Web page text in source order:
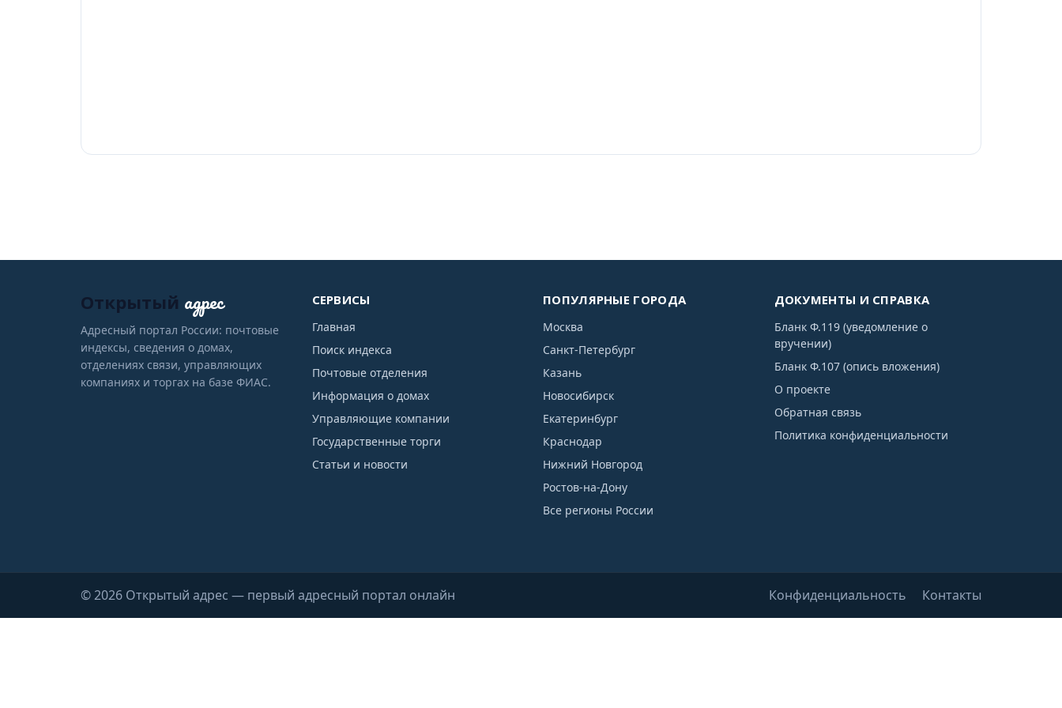
Открытый адрес
Адресный портал России: почтовые
индексы, сведения о домах,
отделениях связи, управляющих
компаниях и торгах на базе ФИАС.
СЕРВИСЫ
Главная
Поиск индекса
Почтовые отделения
Информация о домах
Управляющие компании
Государственные торги
Статьи и новости
ПОПУЛЯРНЫЕ ГОРОДА
Москва
Санкт-Петербург
Казань
Новосибирск
Екатеринбург
Краснодар
Нижний Новгород
Ростов-на-Дону
Все регионы России
ДОКУМЕНТЫ И СПРАВКА
Бланк Ф.119 (уведомление о
вручении)
Бланк Ф.107 (опись вложения)
О проекте
Обратная связь
Политика конфиденциальности
© 2026 Открытый адрес — первый адресный портал онлайн Конфиденциальность Контакты